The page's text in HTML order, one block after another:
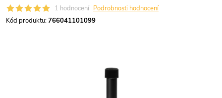
1 hodnocení Podrobnosti hodnocení
Kód produktu:766041101099